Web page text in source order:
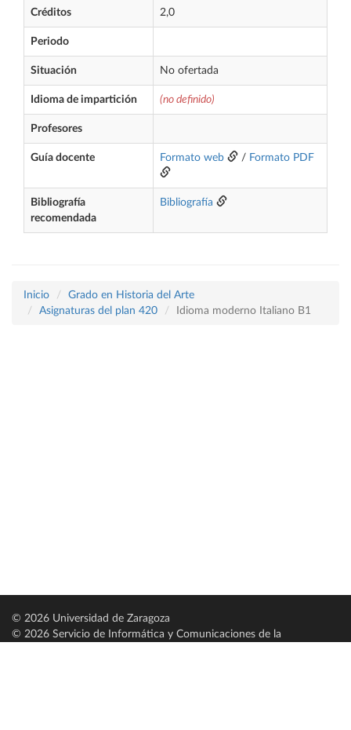
Créditos 2,0
Periodo
Situación No ofertada
Idioma de impartición (no definido)
Profesores
Guía docente Formato web / Formato PDF
Bibliografía
recomendada
Bibliografía
Inicio
Grado en Historia del Arte
Asignaturas del plan 420
Idioma moderno Italiano B1
© 2026 Universidad de Zaragoza
© 2026 Servicio de Informática y Comunicaciones de la